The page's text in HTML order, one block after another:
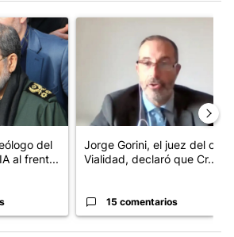
con el título "Irán nombró al ideólogo
del
al frent...
Jorge Gorini, el juez del caso
Vialidad, declaró que Cr...
15 comentarios